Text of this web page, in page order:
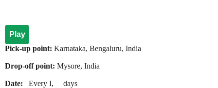
Play
Pick-up point: Karnataka, Bengaluru, India
Drop-off point: Mysore, India
Date: Every I, days